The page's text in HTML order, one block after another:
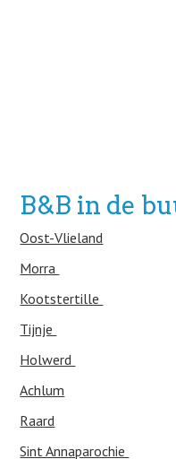
B&B in de
Oost-Vlieland
Morra
Kootstertille
Tijnje
Holwerd
Achlum
Raard
Sint Annaparochie